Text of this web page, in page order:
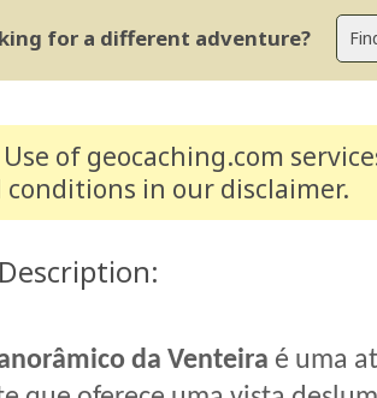
for a different adventure?
of geocaching.com
conditions in our disclaimer.
da Venteira é uma